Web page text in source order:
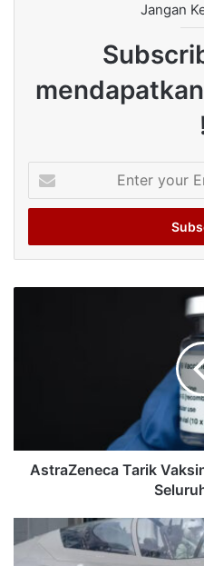
Jangan
your
Email
AstraZeneca Tarik